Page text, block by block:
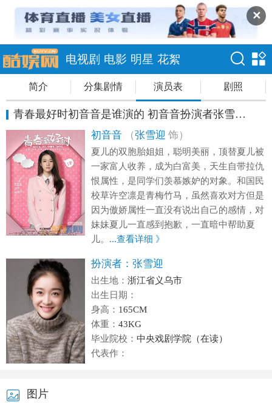
✕
电视剧 电影 明星 花絮
简介 分集剧情 演员表 剧照
青春最好时初音音是谁演的 初音音扮演者张雪迎资料
初音音 （张雪迎 饰）
夏儿的双胞胎姐姐，聪明美丽，顶替夏儿被
一家富人收养，成为白富美，天生自带拉仇
恨属性，是同学们羡慕嫉妒的对象。和国民
校草许空凛是青梅竹马，虽然喜欢对方但是
因为傲娇属性一直没有说出自己的感情，对
妹妹夏儿一直感到抱歉，一直暗中帮助夏
儿。 ...查看详细 》
扮演者： 张雪迎
出生地： 浙江省义乌市
出生日期：
身高： 165CM
体重： 43KG
毕业院校： 中央戏剧学院（在读）
代表作：
图片